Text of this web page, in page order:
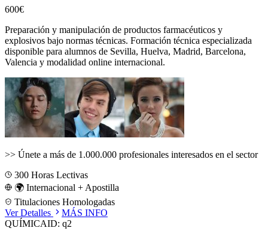
600€
Preparación y manipulación de productos farmacéuticos y
explosivos bajo normas técnicas. Formación técnica especializada
disponible para alumnos de Sevilla, Huelva, Madrid, Barcelona,
Valencia y modalidad online internacional.
>> Únete a más de 1.000.000 profesionales interesados en el sector
300 Horas Lectivas
🌍 Internacional + Apostilla
Titulaciones Homologadas
Ver Detalles
MÁS INFO
QUÍMICAID: q2